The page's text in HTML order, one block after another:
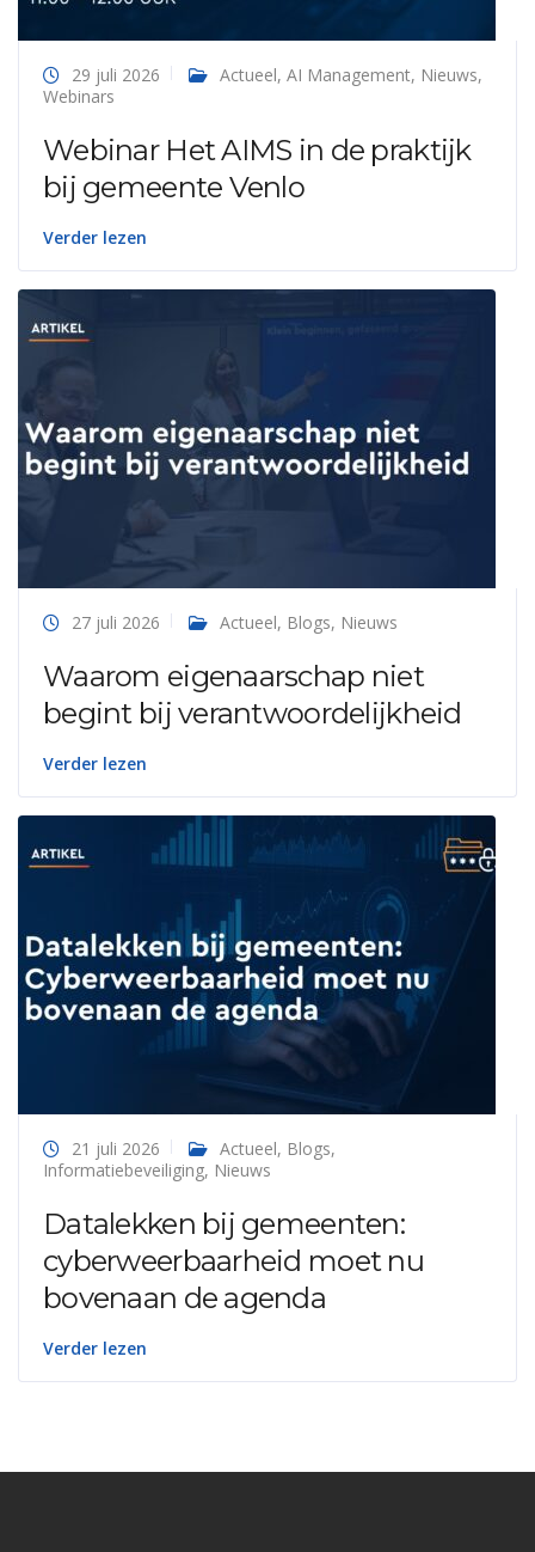
29 juli 2026 Actueel, AI Management, Nieuws,
Webinars
Webinar Het AIMS in de praktijk
bij gemeente Venlo
Verder lezen
27 juli 2026 Actueel, Blogs, Nieuws
Waarom eigenaarschap niet
begint bij verantwoordelijkheid
Verder lezen
21 juli 2026 Actueel, Blogs,
Informatiebeveiliging, Nieuws
Datalekken bij gemeenten:
cyberweerbaarheid moet nu
bovenaan de agenda
Verder lezen